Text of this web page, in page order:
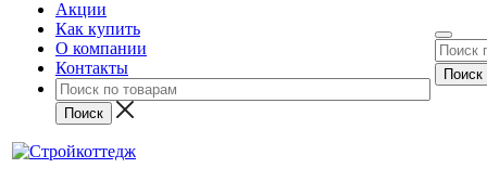
Акции
Как купить
О компании
Контакты